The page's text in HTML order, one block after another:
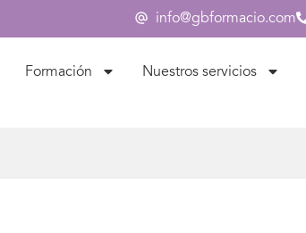
info@gbformacio.com
Formación Nuestros servicios